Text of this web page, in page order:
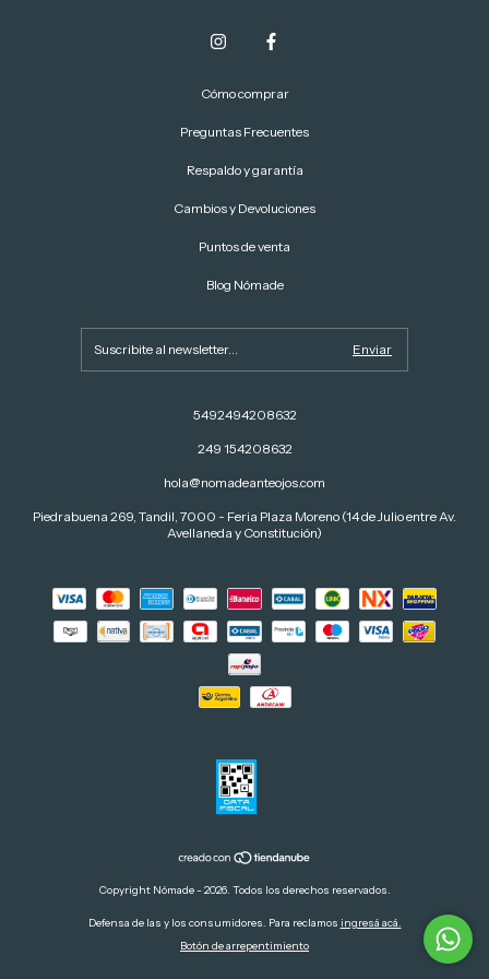
Cómo comprar
Preguntas Frecuentes
Respaldo y garantía
Cambios y Devoluciones
Puntos de venta
Blog Nómade
5492494208632
249 154208632
hola@nomadeanteojos.com
Piedrabuena 269, Tandil, 7000 - Feria Plaza Moreno (14 de Julio entre Av.
Avellaneda y Constitución)
Copyright Nómade - 2026. Todos los derechos reservados.
Defensa de las y los consumidores. Para reclamos ingresá acá.
Botón de arrepentimiento